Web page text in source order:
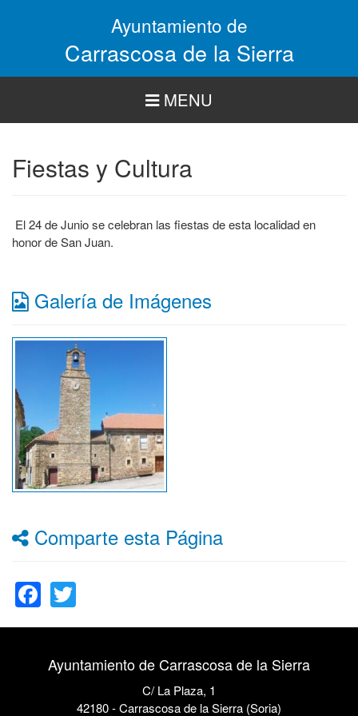
Ayuntamiento de
Carrascosa de la Sierra
MENU
Fiestas y Cultura
El 24 de Junio se celebran las fiestas de esta localidad en
honor de San Juan.
Galería de Imágenes
Comparte esta Página
Facebook
Ayuntamiento de Carrascosa de la Sierra
C/ La Plaza, 1
42180 - Carrascosa de la Sierra (Soria)